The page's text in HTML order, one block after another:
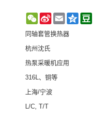
WeChat
Sina
Weibo
Email Qzone
同轴套管换热器
杭州沈氏
热泵采暖机应用
316L、铜等
上海/宁波
L/C, T/T